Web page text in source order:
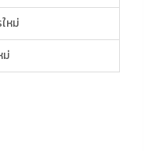
หม่
ม่